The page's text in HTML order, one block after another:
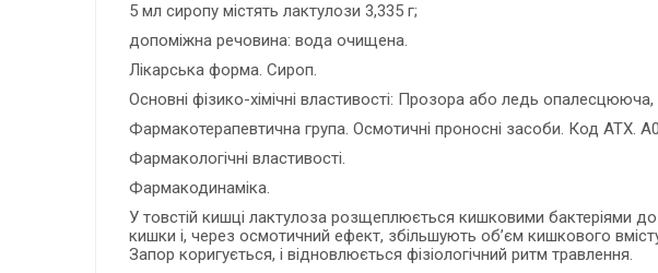
5 мл сиропу містять лактулози 3,335 г;
допоміжна речовина: вода очищена.
Лікарська форма. Сироп.
Основні фізико-хімічні властивості: Прозора або ледь
Фармакотерапевтична група. Осмотичні проносні засоби. Код АТХ.
Фармакологічні властивості.
Фармакодинаміка.
У товстій кишці лактулоза розщеплюється кишковими бактеріями
кишки і, через осмотичний ефект, збільшують об’єм кишкового
Запор коригується, і відновлюється фізіологічний ритм травлення.